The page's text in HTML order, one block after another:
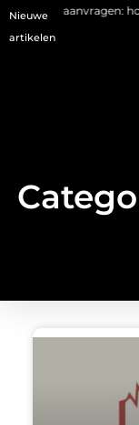
Nieuwe
artikelen
aanvragen: hoe